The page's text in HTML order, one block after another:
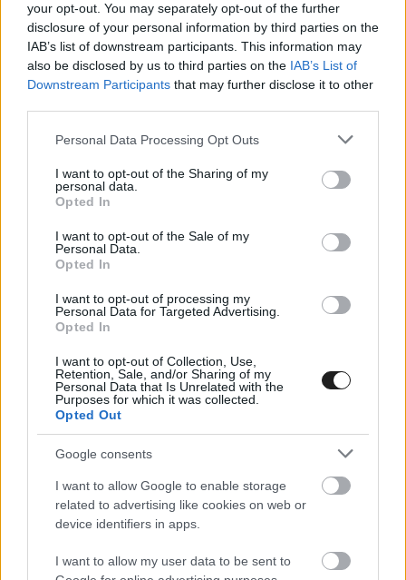
your opt-out. You may separately opt-out of the further
disclosure of your personal information by third parties on the
IAB’s list of downstream participants. This information may
also be disclosed by us to third parties on the IAB’s List of
Downstream Participants that may further disclose it to other
Please note that this website/app uses one or more Google
not limited to your visit or usage behaviour. You may click to
grant or deny consent to Google and its third-party tags to
use your data for below specified purposes in below Google
consent section.
Personal Data Processing Opt Outs
I want to opt-out of the Sharing of my
personal data.
Opted In
I want to opt-out of the Sale of my
Personal Data.
Opted In
I want to opt-out of processing my
Personal Data for Targeted Advertising.
Opted In
I want to opt-out of Collection, Use,
Retention, Sale, and/or Sharing of my
Personal Data that Is Unrelated with the
Purposes for which it was collected.
Opted Out
Google consents
I want to allow Google to enable storage
related to advertising like cookies on web or
device identifiers in apps.
I want to allow my user data to be sent to
Can @LecuonaIker recover his victory
chance?👀#CzechWorldSBK 🇨🇿
Megtekintés az X-en
A Superpole versenyen Bulega elrontotta az első
kanyart, aminek következtében egyrészt
visszaesett a harmadik pozícióba a helyet
cserélő márkatársai mögé, másrészt vélhetően
ez is közrejátszott abban, hogy Sam Lowes ismét
bukott, ezúttal úgy, hogy senkivel nem ért össze.
Az éllovas aztán Montellát néhány kanyaron